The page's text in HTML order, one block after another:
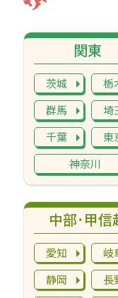
中部･甲信
愛知
岐
静岡
長
関東
茨城
栃
群馬
埼
千葉
東
神奈川